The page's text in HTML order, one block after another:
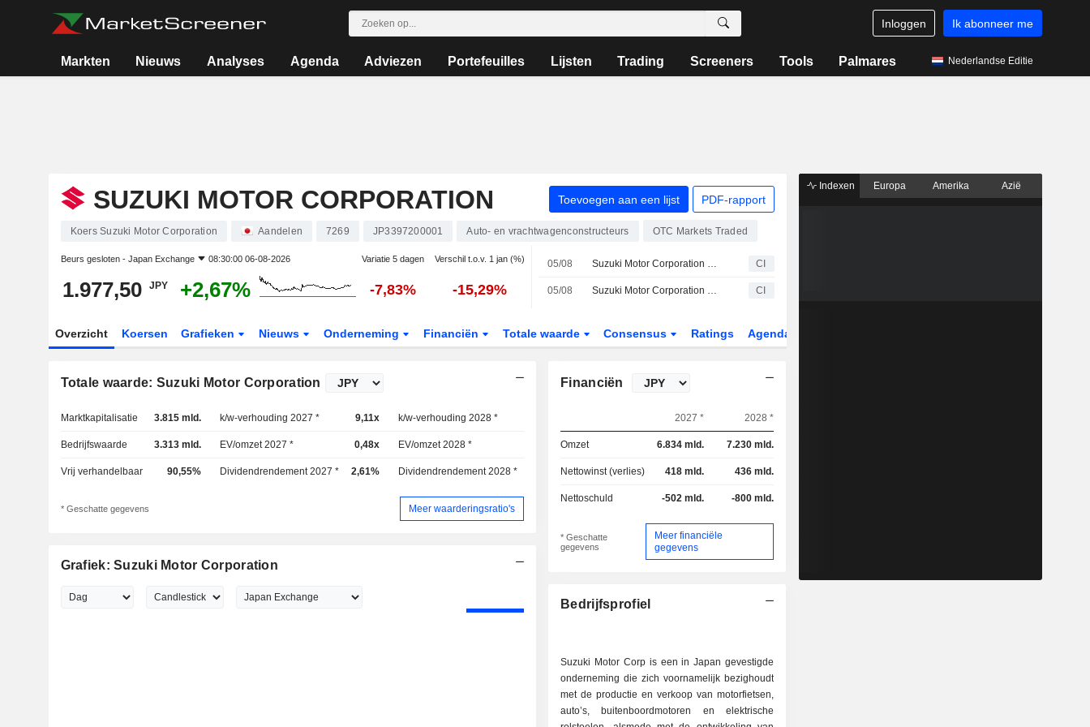
Inloggen Ik abonneer me
Markten Nieuws Analyses Agenda Adviezen Portefeuilles Lijsten Trading Screeners Tools Palmares Nederlandse Editie
SUZUKI MOTOR CORPORATION Toevoegen aan een lijst PDF-rapport
Koers Suzuki Motor Corporation Aandelen 7269 JP3397200001 Auto- en vrachtwagenconstructeurs OTC Markets Traded
Beurs gesloten - Japan Exchange 08:30:00 06-08-2026 Variatie 5 dagen Verschil t.o.v. 1 jan (%)
1.977,50 JPY +2,67% -7,83% -15,29%
05/08 Suzuki Motor Corporation geeft dividendprognose af voor het tweede kwartaal en het volledige boekjaar eindigend op 31 maart 2027 CI
05/08 Suzuki Motor Corporation herziet geconsolideerde winstverwachting voor het boekjaar eindigend op 31 maart 2027 CI
Overzicht Koersen Grafieken Nieuws Onderneming Financiën Totale waarde Consensus Ratings Agenda
Totale waarde: Suzuki Motor Corporation
Marktkapitalisatie 3.815 mld. k/w-verhouding 2027 * 9,11x k/w-verhouding 2028 *
Bedrijfswaarde 3.313 mld. EV/omzet 2027 * 0,48x EV/omzet 2028 *
Vrij verhandelbaar 90,55% Dividendrendement 2027 * 2,61% Dividendrendement 2028 *
* Geschatte gegevens Meer waarderingsratio's
Grafiek: Suzuki Motor Corporation
Financiën
2027 * 2028 *
Omzet 6.834 mld. 7.230 mld.
Nettowinst (verlies) 418 mld. 436 mld.
Nettoschuld -502 mld. -800 mld.
* Geschatte
gegevens
Meer financiële
gegevens
Bedrijfsprofiel
Suzuki Motor Corp is een in Japan gevestigde
onderneming die zich voornamelijk bezighoudt
met de productie en verkoop van motorfietsen,
auto’s, buitenboordmotoren en elektrische
Indexen Europa Amerika Azië